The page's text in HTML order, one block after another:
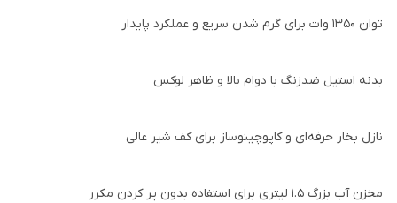
توان ۱۳۵۰ وات برای گرم شدن سریع و عملکرد پایدار
بدنه استیل ضدزنگ با دوام بالا و ظاهر لوکس
نازل بخار حرفه‌ای و کاپوچینوساز برای کف شیر عالی
مخزن آب بزرگ ۱.۵ لیتری برای استفاده بدون پر کردن مکرر